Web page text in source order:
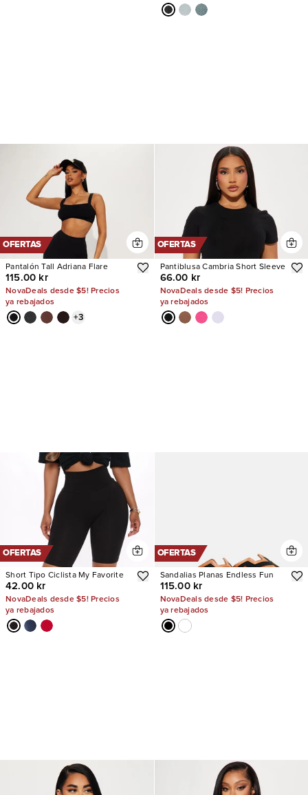
OFERTAS
Pantalón Tall Adriana Flare
115.00 kr
NovaDeals desde $5! Precios
ya rebajados
+3
OFERTAS
Pantiblusa Cambria Short Sleeve
66.00 kr
NovaDeals desde $5! Precios
ya rebajados
OFERTAS
Short Tipo Ciclista My Favorite
42.00 kr
NovaDeals desde $5! Precios
ya rebajados
OFERTAS
Sandalias Planas Endless Fun
115.00 kr
NovaDeals desde $5! Precios
ya rebajados